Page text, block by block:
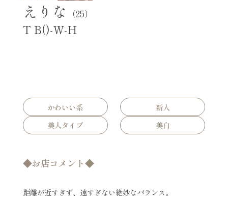
えりな （25）
T B()-W-H
かわいい系
新人
美人タイプ
美白
◆お店コメント◆
距離が近すぎず、遠すぎない絶妙なバランス。